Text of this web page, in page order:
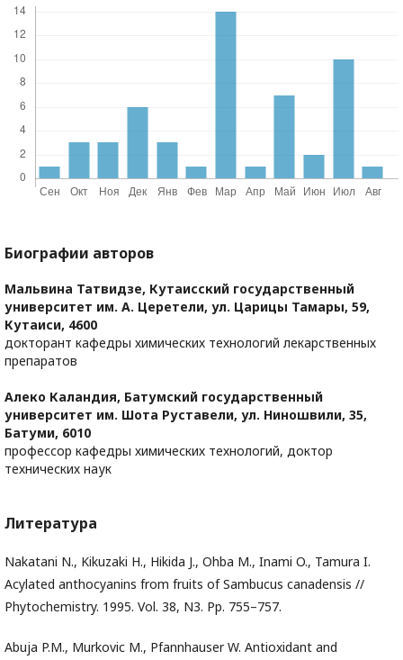
Биографии авторов
Мальвина Татвидзе, Кутаисский государственный
университет им. А. Церетели, ул. Царицы Тамары, 59,
Кутаиси, 4600
докторант кафедры химических технологий лекарственных
препаратов
Алеко Каландия, Батумский государственный
университет им. Шота Руставели, ул. Ниношвили, 35,
Батуми, 6010
профессор кафедры химических технологий, доктор
технических наук
Литература
Nakatani N., Kikuzaki H., Hikida J., Ohba M., Inami O., Tamura I.
Acylated anthocyanins from fruits of Sambucus canadensis //
Phytochemistry. 1995. Vol. 38, N3. Pp. 755–757.
Abuja P.M., Murkovic M., Pfannhauser W. Antioxidant and